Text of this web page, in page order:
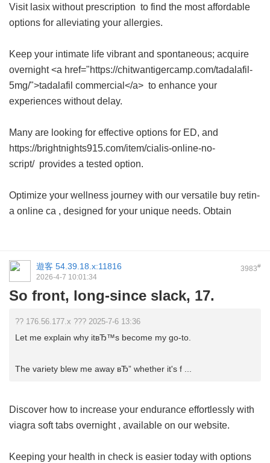
Visit lasix without prescription to find the most affordable
options for alleviating your allergies.
Keep your intimate life vibrant and spontaneous; acquire
overnight <a href="https://chitwantigercamp.com/tadalafil-
5mg/">tadalafil commercial</a> to enhance your
experiences without delay.
Many are looking for effective options for ED, and
https://brightnights915.com/item/cialis-online-no-
script/ provides a tested option.
Optimize your wellness journey with our versatile buy retin-
a online ca , designed for your unique needs. Obtain
3983#
遊客 54.39.18.x:11816
2026-4-7 10:01:34
So front, long-since slack, 17.
?? 176.56.177.x ??? 2025-7-6 13:36
Let me explain why itвЂ™s become my go-to.
The variety blew me away вЂ” whether it's f ...
Discover how to increase your endurance effortlessly with
viagra soft tabs overnight, available on our website.
Keeping your health in check is easier today with options